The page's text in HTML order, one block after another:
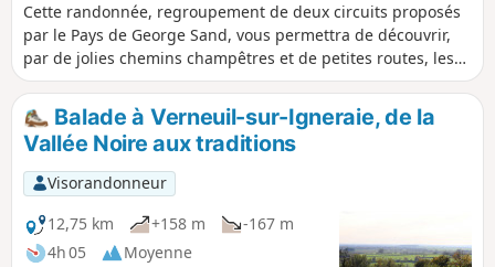
Cette randonnée, regroupement de deux circuits proposés
par le Pays de George Sand, vous permettra de découvrir,
par de jolies chemins champêtres et de petites routes, les
alentours de Lourouer-Saint-Laurent. Vous pourrez admirer
au départ la belle Église Saint-Laurent du village, puis le
Manoir de Cosnay. Enfin, sur le retour, vous longerez le
Château d'Ars et la légendaire Croix de l'Orme Rateau.
Balade à Verneuil-sur-Igneraie, de la
Vallée Noire aux traditions
Visorandonneur
12,75 km
+158 m
-167 m
4h 05
Moyenne